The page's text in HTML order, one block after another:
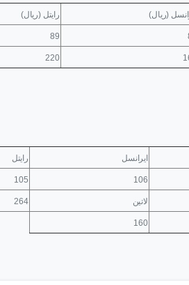
(ریال) رایتل (ریال)
89
220
ایرانسل رایتل
106
105
لاتین 264
160